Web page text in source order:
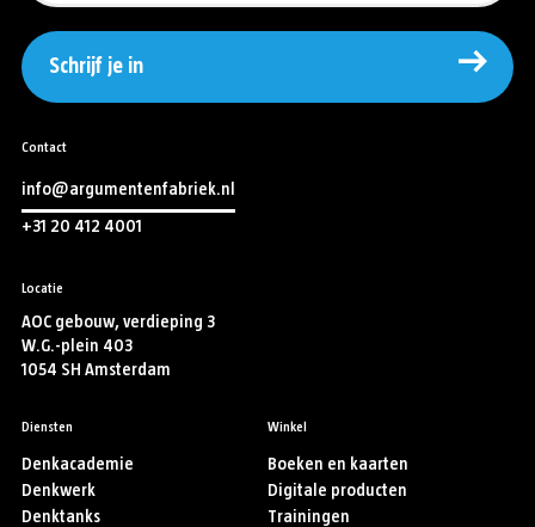
Schrijf je in
Contact
info@argumentenfabriek.nl
+31 20 412 4001
Locatie
AOC gebouw, verdieping 3
W.G.-plein 403
1054 SH Amsterdam
Diensten
Denkacademie
Denkwerk
Denktanks
Winkel
Boeken en kaarten
Digitale producten
Trainingen